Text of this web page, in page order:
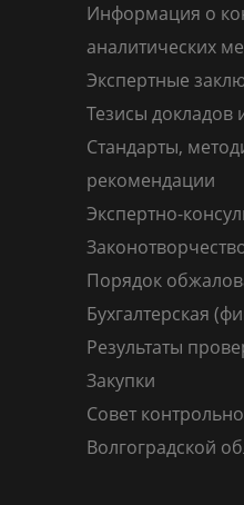
Информация о
аналитических
Экспертные
Тезисы докладов
Стандарты,
рекомендации
Экспертно-
Порядок
Бухгалтерская
Результаты
Закупки
Совет
Волгоградской